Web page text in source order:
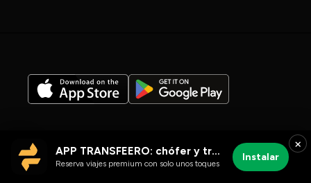
Sus opciones de privacidad ×
APP TRANSFEERO: chófer y traslados al aeropuerto
Reserva viajes premium con solo unos toques
Instalar